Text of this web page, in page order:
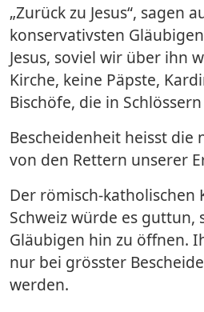
„Zurück zu Jesus“, sagen
konservativsten
Jesus, soviel wir über ihn
Kirche, keine Päpste,
Bischöfe, die in
Bescheidenheit heisst die
von den Rettern unserer
Der römisch-katholischen
Schweiz würde es guttun,
Gläubigen hin zu öffnen.
nur bei grösster
werden.